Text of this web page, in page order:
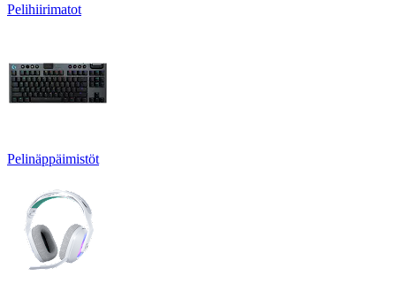
Pelihiirimatot
Pelinäppäimistöt